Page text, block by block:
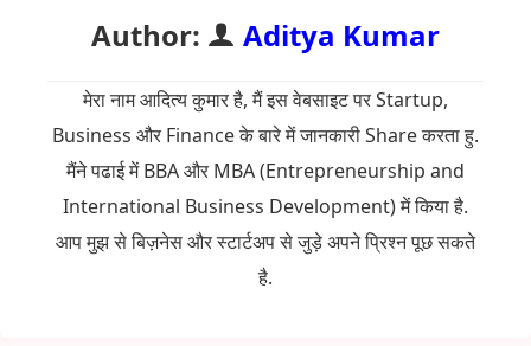
Author: Aditya Kumar
मेरा नाम आदित्य कुमार है, मैं इस वेबसाइट पर Startup,
Business और Finance के बारे में जानकारी Share करता हु.
मैंने पढाई में BBA और MBA (Entrepreneurship and
International Business Development) में किया है.
आप मुझ से बिज़नेस और स्टार्टअप से जुड़े अपने प्रिश्न पूछ सकते
है.